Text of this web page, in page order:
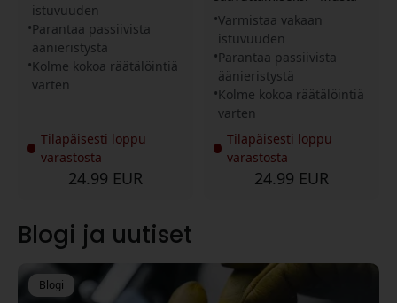
istuvuuden
Parantaa passiivista
äänieristystä
Kolme kokoa räätälöintiä
varten
Tilapäisesti loppu
varastosta
24.99 EUR
Varmistaa vakaan
istuvuuden
Parantaa passiivista
äänieristystä
Kolme kokoa räätälöintiä
varten
Tilapäisesti loppu
varastosta
24.99 EUR
Blogi ja uutiset
Blogi